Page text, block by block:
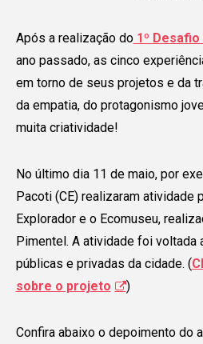
Após a realização do1º Desafio
ano passado, as cinco
em torno de seus projetos e da
da empatia, do protagonismo
muita criatividade!
No último dia 11 de maio, por
Pacoti (CE) realizaram atividade
Explorador e o Ecomuseu,
Pimentel. A atividade foi
públicas e privadas da cidade. (
sobre o projeto
)
Confira abaixo o depoimento do